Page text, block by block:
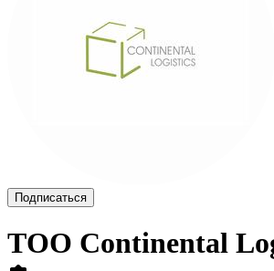
Подписаться
ТОО Continental